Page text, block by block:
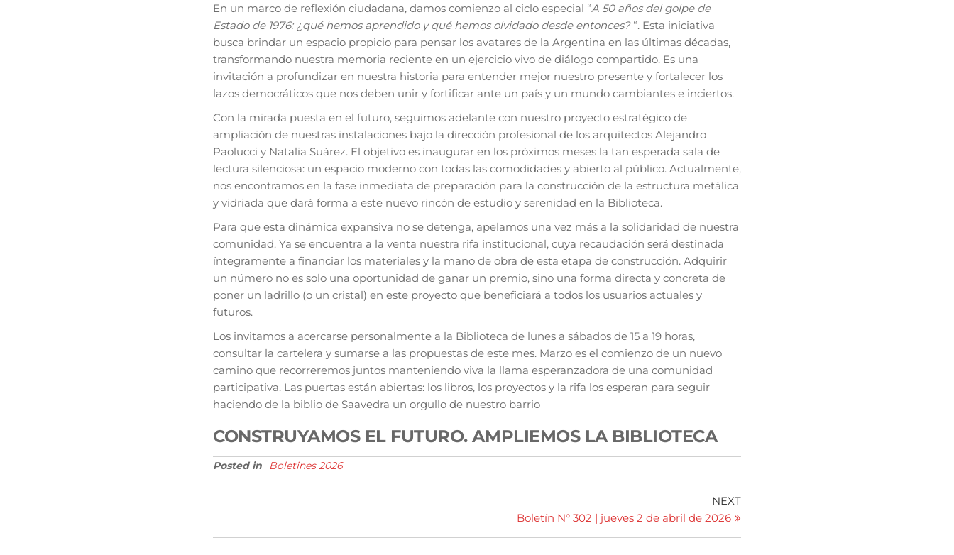
En un marco de reflexión ciudadana, damos comienzo al ciclo especial “A 50 años del golpe de
Estado de 1976: ¿qué hemos aprendido y qué hemos olvidado desde entonces?“. Esta iniciativa
busca brindar un espacio propicio para pensar los avatares de la Argentina en las últimas décadas,
transformando nuestra memoria reciente en un ejercicio vivo de diálogo compartido. Es una
invitación a profundizar en nuestra historia para entender mejor nuestro presente y fortalecer los
lazos democráticos que nos deben unir y fortificar ante un país y un mundo cambiantes e inciertos.
Con la mirada puesta en el futuro, seguimos adelante con nuestro proyecto estratégico de
ampliación de nuestras instalaciones bajo la dirección profesional de los arquitectos Alejandro
Paolucci y Natalia Suárez. El objetivo es inaugurar en los próximos meses la tan esperada sala de
lectura silenciosa: un espacio moderno con todas las comodidades y abierto al público. Actualmente,
nos encontramos en la fase inmediata de preparación para la construcción de la estructura metálica
y vidriada que dará forma a este nuevo rincón de estudio y serenidad en la Biblioteca.
Para que esta dinámica expansiva no se detenga, apelamos una vez más a la solidaridad de nuestra
comunidad. Ya se encuentra a la venta nuestra rifa institucional, cuya recaudación será destinada
íntegramente a financiar los materiales y la mano de obra de esta etapa de construcción. Adquirir
un número no es solo una oportunidad de ganar un premio, sino una forma directa y concreta de
poner un ladrillo (o un cristal) en este proyecto que beneficiará a todos los usuarios actuales y
futuros.
Los invitamos a acercarse personalmente a la Biblioteca de lunes a sábados de 15 a 19 horas,
consultar la cartelera y sumarse a las propuestas de este mes. Marzo es el comienzo de un nuevo
camino que recorreremos juntos manteniendo viva la llama esperanzadora de una comunidad
participativa. Las puertas están abiertas: los libros, los proyectos y la rifa los esperan para seguir
haciendo de la biblio de Saavedra un orgullo de nuestro barrio
CONSTRUYAMOS EL FUTURO. AMPLIEMOS LA BIBLIOTECA
Posted in Boletines 2026
NEXT
Boletín N° 302 | jueves 2 de abril de 2026